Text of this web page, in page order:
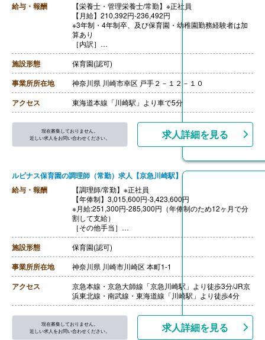
給与・報酬
【栄養士・管理栄養士/常勤】※正社員
【月給】210,392円-236,492円
※3年制・4年制卒、及び保育園・幼稚園勤務経験者は加
算あり
［内訳］
・基本給 161,200円-183,700円
・地域手当 25,792円-29,392円（基本給の16％）
・処遇改善1手当 14,400円
・処遇改善3手当 9,000円
［その他手当］
・住宅手当 月上限30,000円
・時間外手当
【賞与】年2回（計4.45ヶ月分）※前年度実績
【通勤手当】あり（上限30,000円/月）
【昇給】あり
施設形態 保育園(認可)
事業所所在地 神奈川県 川崎市幸区 戸手２－１２－１０
アクセス 東海道本線「川崎駅」より車で5分
現在募集しておりません。
近しい求人をお問い合わせください。
求人詳細を見る
ルピナス保育園の調理師（常勤）求人【京急川崎駅】
給与・報酬
【調理師/常勤】※正社員
【年俸制】3,015,600円-3,423,600円
※月給:251,300円-285,300円（年俸制のため12ヶ月で分
割して支給）
［その他手当］
・処遇改善費
【賞与】なし（年俸制のため）※特別賞与あり
【通勤手当】あり（上限50,000円、実費支給）
【退職金】あり
++++++++++++++++++++
【調理師/常勤】※パート
【時給】1,300円
【賞与】なし
【退職金】なし
施設形態 保育園(認可)
事業所所在地 神奈川県 川崎市川崎区 本町1-1
アクセス
京急本線・京急大師線「京急川崎駅」より徒歩3分/JR京
浜東北線・南武線・東海道線「川崎駅」より徒歩4分
現在募集しておりません。
近しい求人をお問い合わせください。
求人詳細を見る